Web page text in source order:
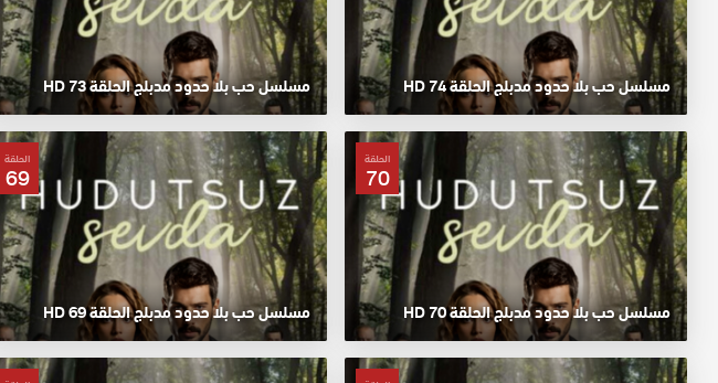
مسلسل حب بلا حدود مدبلج الحلقة 74 HD مسلسل حب بلا حدود مدبلج الحلقة 73 HD
الحلقة
70
مسلسل حب بلا حدود مدبلج الحلقة 70 HD
الحلقة
69
مسلسل حب بلا حدود مدبلج الحلقة 69 HD